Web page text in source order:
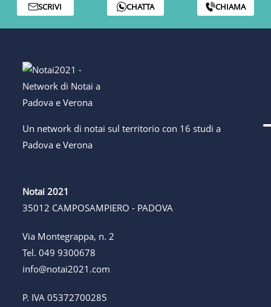
SCRIVI CHATTA CHIAMA
Un network di notai sul territorio con 16 studi a
Padova e Verona
Notai 2021
35012 CAMPOSAMPIERO - PADOVA
Via Montegrappa, n. 2
Tel.049 9300678
info@notai2021.com
P. IVA 05372700285